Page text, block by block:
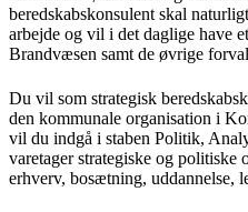
beredskabskonsulent skal
arbejde og vil i det daglige have
Brandvæsen samt de øvrige
Du vil som strategisk
den kommunale organisation i
vil du indgå i staben Politik,
varetager strategiske og politiske
erhverv, bosætning, uddannelse,